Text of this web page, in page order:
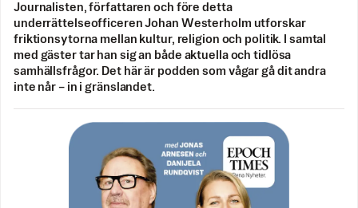
Journalisten, författaren och före detta
underrättelseofficeren Johan Westerholm utforskar
friktionsytorna mellan kultur, religion och politik. I samtal
med gäster tar han sig an både aktuella och tidlösa
samhällsfrågor. Det här är podden som vågar gå dit andra
inte når – in i gränslandet.